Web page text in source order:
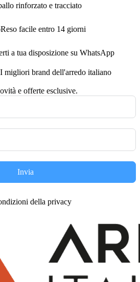
rinforzato e tracciato
Reso facile entro 14 giorni
a tua disposizione su WhatsApp
I migliori brand dell'arredo italiano
e offerte esclusive.
Invia
della privacy